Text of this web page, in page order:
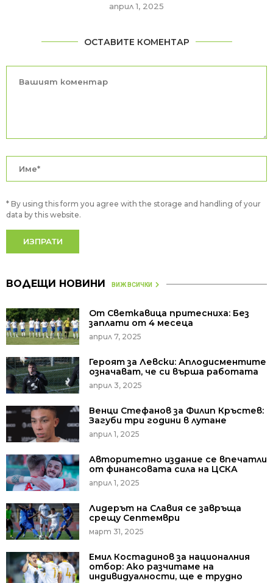
април 1, 2025
ОСТАВИТЕ КОМЕНТАР
* By using this form you agree with the storage and handling of your
data by this website.
ВОДЕЩИ НОВИНИ ВИЖ ВСИЧКИ
От Светкавица притесниха: Без
заплати от 4 месеца
април 7, 2025
Героят за Левски: Аплодисментите
означават, че си върша работата
април 3, 2025
Венци Стефанов за Филип Кръстев:
Загуби три години в лутане
април 1, 2025
Авторитетно издание се впечатли
от финансовата сила на ЦСКА
април 1, 2025
Лидерът на Славия се завръща
срещу Септември
март 31, 2025
Емил Костадинов за националния
отбор: Ако разчитаме на
индивидуалности, ще е трудно